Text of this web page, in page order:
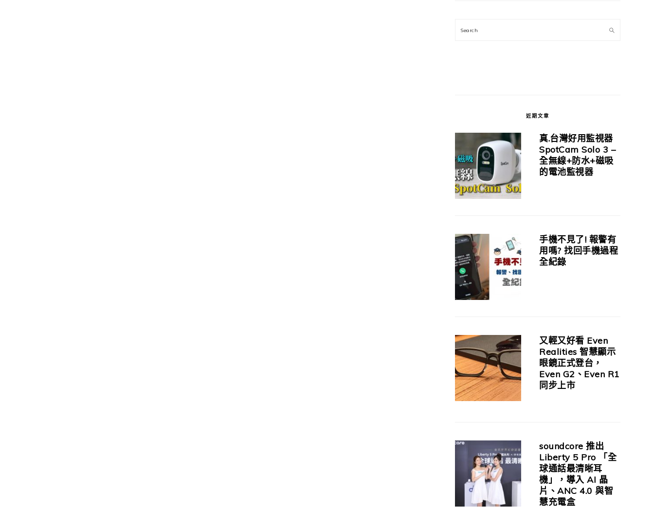
Search
近期文章
真.台灣好用監視器
SpotCam Solo 3 –
全無線+防水+磁吸
的電池監視器
手機不見了! 報警有
用嗎? 找回手機過程
全紀錄
又輕又好看 Even
Realities 智慧顯示
眼鏡正式登台，
Even G2、Even R1
同步上市
soundcore 推出
Liberty 5 Pro 「全
球通話最清晰耳
機」，導入 AI 晶
片、ANC 4.0 與智
慧充電盒